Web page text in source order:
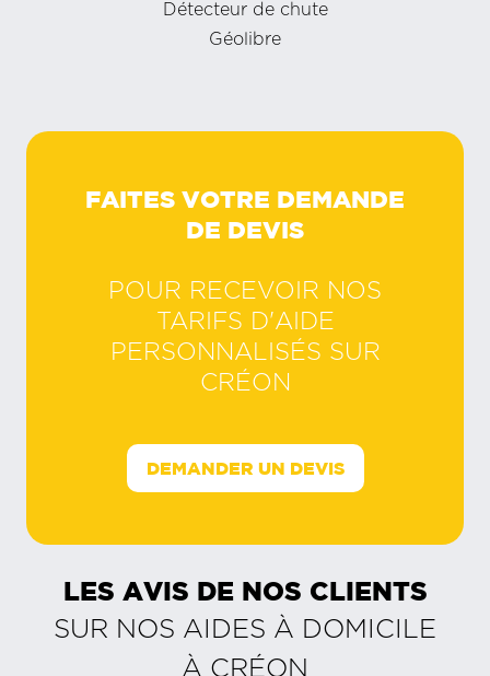
Détecteur de chute
Géolibre
FAITES VOTRE DEMANDE
DE DEVIS
POUR RECEVOIR NOS
TARIFS D'AIDE
PERSONNALISÉS SUR
CRÉON
DEMANDER UN DEVIS
LES AVIS DE NOS CLIENTS
SUR NOS AIDES À DOMICILE
À CRÉON